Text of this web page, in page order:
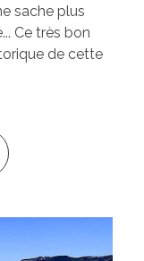
sache plus
Ce très bon
de cette